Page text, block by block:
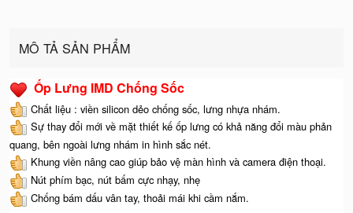
MÔ TẢ SẢN PHẨM
Ốp Lưng IMD Chống Sốc
Chất liệu : viền silicon dẻo chống sốc, lưng nhựa nhám.
Sự thay đổi mới về mặt thiết kế ốp lưng có khả năng đổi màu phản
quang, bên ngoài lưng nhám in hình sắc nét.
Khung viền nâng cao giúp bảo vệ màn hình và camera điện thoại.
Nút phím bạc, nút bấm cực nhạy, nhẹ
Chống bám dấu vân tay, thoải mái khi cầm nắm.